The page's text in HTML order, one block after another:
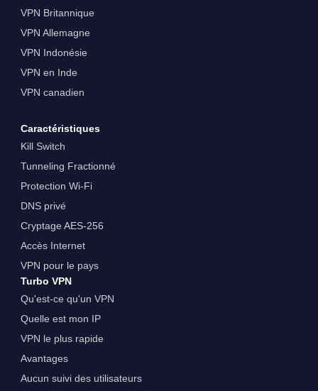
VPN Britannique
VPN Allemagne
VPN Indonésie
VPN en Inde
VPN canadien
Caractéristiques
Kill Switch
Tunneling Fractionné
Protection Wi-Fi
DNS privé
Cryptage AES-256
Accès Internet
VPN pour le pays
Turbo VPN
Qu'est-ce qu'un VPN
Quelle est mon IP
VPN le plus rapide
Avantages
Aucun suivi des utilisateurs